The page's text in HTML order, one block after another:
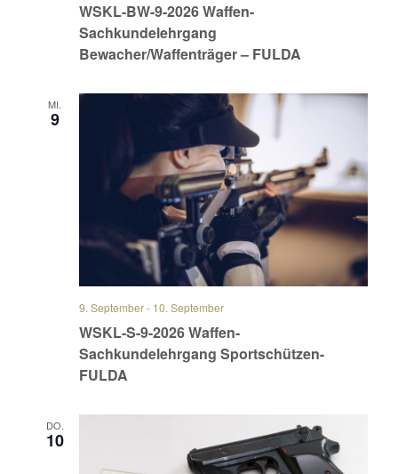
WSKL-BW-9-2026 Waffen-
Sachkundelehrgang
Bewacher/Waffenträger – FULDA
MI.
9
WSKL-S-9-2026 Waffen-
Sachkundelehrgang Sportschützen-
FULDA
9. September- 10. September
DO.
10